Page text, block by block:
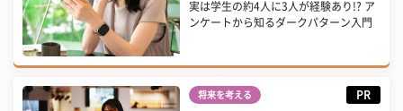
実は学生の約4人に3人が経験あり!? ア
ンケートから知るダークパターン入門
将来を考える PR